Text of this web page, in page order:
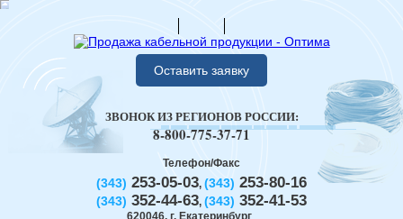
Оставить заявку
Телефон/Факс
(343) 253-05-03, (343) 253-80-16
(343) 352-44-63, (343) 352-41-53
620046, г. Екатеринбург
ЗВОНОК ИЗ РЕГИОНОВ РОССИИ:
8-800-775-37-71